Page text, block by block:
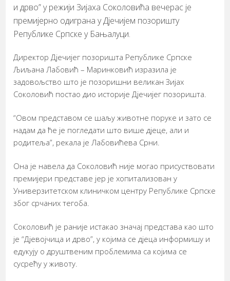
и дрво” у режији Зијаха Соколовића вечерас је
премијерно одиграна у Дјечијем позоришту
Републике Српске у Бањалуци.
Директор Дјечијег позоришта Републике Српске
Љиљана Лабовић – Маринковић изразила је
задовољство што је позоришни великан Зијах
Соколовић постао дио историје Дјечијег позоришта.
“Овом представом се шаљу животне поруке и зато се
надам да ће је погледати што више дјеце, али и
родитеља”, рекала је Лабовићева Срни.
Она је навела да Соколовић није могао присуствовати
премијери представе јер је хопитализован у
Универзитетском клиничком центру Републике Српске
због срчаних тегоба.
Соколовић је раније истакао значај представа као што
је “Дјевојчица и дрво”, у којима се дјеца информишу и
едукују о друштвеним проблемима са којима се
сусрећу у животу.